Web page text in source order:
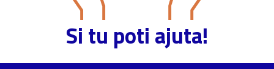
Si tu poti ajuta!